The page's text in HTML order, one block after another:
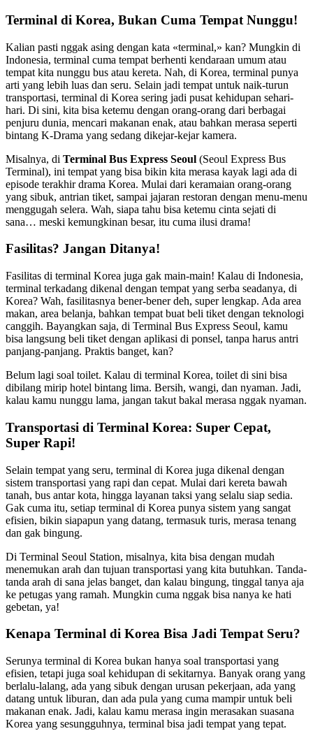
Terminal di Korea, Bukan Cuma Tempat Nunggu!
Kalian pasti nggak asing dengan kata «terminal,» kan? Mungkin di
Indonesia, terminal cuma tempat berhenti kendaraan umum atau
tempat kita nunggu bus atau kereta. Nah, di Korea, terminal punya
arti yang lebih luas dan seru. Selain jadi tempat untuk naik-turun
transportasi, terminal di Korea sering jadi pusat kehidupan sehari-
hari. Di sini, kita bisa ketemu dengan orang-orang dari berbagai
penjuru dunia, mencari makanan enak, atau bahkan merasa seperti
bintang K-Drama yang sedang dikejar-kejar kamera.
Misalnya, di Terminal Bus Express Seoul (Seoul Express Bus
Terminal), ini tempat yang bisa bikin kita merasa kayak lagi ada di
episode terakhir drama Korea. Mulai dari keramaian orang-orang
yang sibuk, antrian tiket, sampai jajaran restoran dengan menu-menu
menggugah selera. Wah, siapa tahu bisa ketemu cinta sejati di
sana… meski kemungkinan besar, itu cuma ilusi drama!
Fasilitas? Jangan Ditanya!
Fasilitas di terminal Korea juga gak main-main! Kalau di Indonesia,
terminal terkadang dikenal dengan tempat yang serba seadanya, di
Korea? Wah, fasilitasnya bener-bener deh, super lengkap. Ada area
makan, area belanja, bahkan tempat buat beli tiket dengan teknologi
canggih. Bayangkan saja, di Terminal Bus Express Seoul, kamu
bisa langsung beli tiket dengan aplikasi di ponsel, tanpa harus antri
panjang-panjang. Praktis banget, kan?
Belum lagi soal toilet. Kalau di terminal Korea, toilet di sini bisa
dibilang mirip hotel bintang lima. Bersih, wangi, dan nyaman. Jadi,
kalau kamu nunggu lama, jangan takut bakal merasa nggak nyaman.
Transportasi di Terminal Korea: Super Cepat,
Super Rapi!
Selain tempat yang seru, terminal di Korea juga dikenal dengan
sistem transportasi yang rapi dan cepat. Mulai dari kereta bawah
tanah, bus antar kota, hingga layanan taksi yang selalu siap sedia.
Gak cuma itu, setiap terminal di Korea punya sistem yang sangat
efisien, bikin siapapun yang datang, termasuk turis, merasa tenang
dan gak bingung.
Di Terminal Seoul Station, misalnya, kita bisa dengan mudah
menemukan arah dan tujuan transportasi yang kita butuhkan. Tanda-
tanda arah di sana jelas banget, dan kalau bingung, tinggal tanya aja
ke petugas yang ramah. Mungkin cuma nggak bisa nanya ke hati
gebetan, ya!
Kenapa Terminal di Korea Bisa Jadi Tempat Seru?
Serunya terminal di Korea bukan hanya soal transportasi yang
efisien, tetapi juga soal kehidupan di sekitarnya. Banyak orang yang
berlalu-lalang, ada yang sibuk dengan urusan pekerjaan, ada yang
datang untuk liburan, dan ada pula yang cuma mampir untuk beli
makanan enak. Jadi, kalau kamu merasa ingin merasakan suasana
Korea yang sesungguhnya, terminal bisa jadi tempat yang tepat.